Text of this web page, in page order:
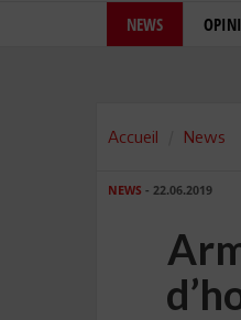
NEWS
Accueil News
NEWS - 22.06.2019